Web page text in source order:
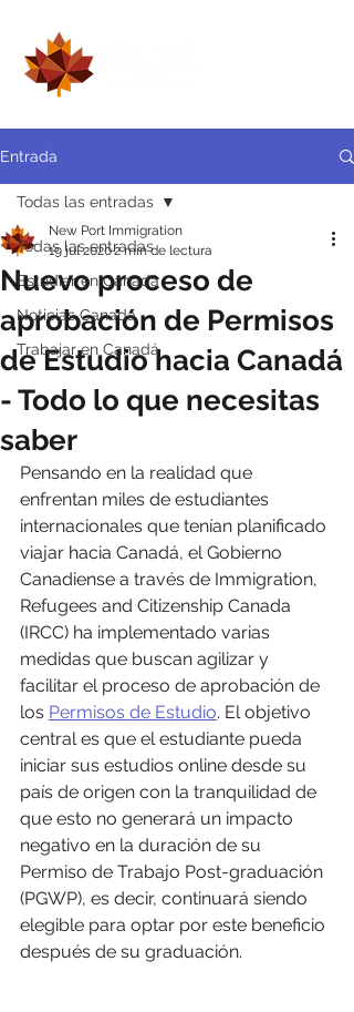
Entrada
Todas las entradas
Estudiar en Canadá
Noticias Canadá
Trabajar en Canadá
Todas las entradas
Nuevo proceso de
aprobación de Permisos
de Estudio hacia Canadá
- Todo lo que necesitas
saber
New Port Immigration
19 jul 20202 min de lectura
Pensando en la realidad que
enfrentan miles de estudiantes
internacionales que tenían planificado
viajar hacia Canadá, el Gobierno
Canadiense a través de Immigration,
Refugees and Citizenship Canada
(IRCC) ha implementado varias
medidas que buscan agilizar y
facilitar el proceso de aprobación de
los Permisos de Estudio. El objetivo
central es que el estudiante pueda
iniciar sus estudios online desde su
país de origen con la tranquilidad de
que esto no generará un impacto
negativo en la duración de su
Permiso de Trabajo Post-graduación
(PGWP), es decir, continuará siendo
elegible para optar por este beneficio
después de su graduación.